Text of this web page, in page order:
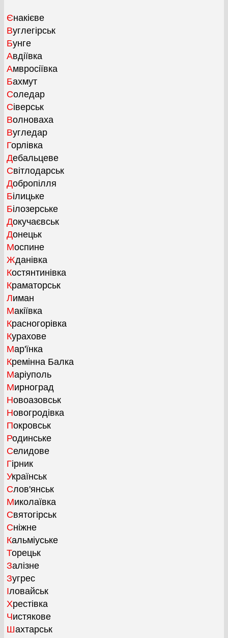
Єнакієве
Вуглегірськ
Бунге
Авдіївка
Амвросіївка
Бахмут
Соледар
Сіверськ
Волноваха
Вугледар
Горлівка
Дебальцеве
Світлодарськ
Добропілля
Білицьке
Білозерське
Докучаєвськ
Донецьк
Моспине
Жданівка
Костянтинівка
Краматорськ
Лиман
Макіївка
Красногорівка
Курахове
Мар'їнка
Кремінна Балка
Маріуполь
Мирноград
Новоазовськ
Новогродівка
Покровськ
Родинське
Селидове
Гірник
Українськ
Слов'янськ
Миколаївка
Святогірськ
Сніжне
Кальміуське
Торецьк
Залізне
Зугрес
Іловайськ
Хрестівка
Чистякове
Шахтарськ